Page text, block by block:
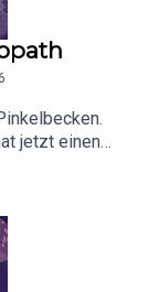
jetzt einen
an der
finden
dir 3